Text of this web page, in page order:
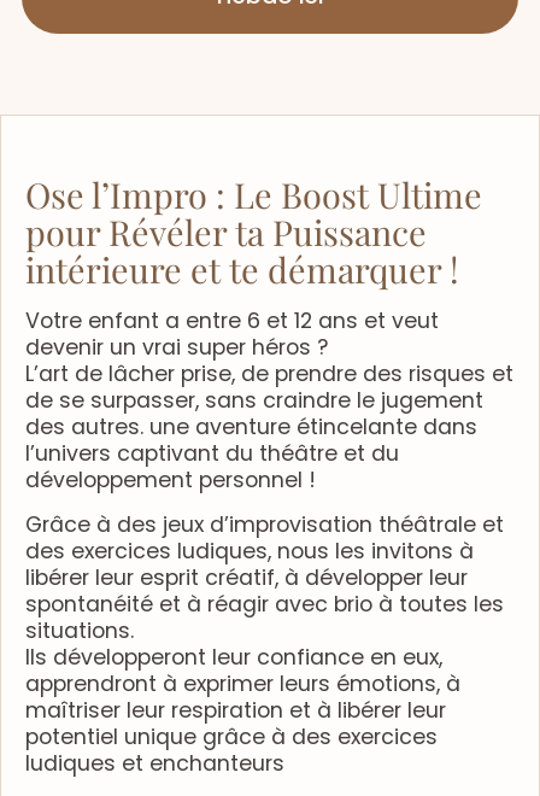
Ose l’Impro : Le Boost Ultime
pour Révéler ta Puissance
intérieure et te démarquer !
Votre enfant a entre 6 et 12 ans et veut
devenir un vrai super héros ?
L’art de lâcher prise, de prendre des risques et
de se surpasser, sans craindre le jugement
des autres. une aventure étincelante dans
l’univers captivant du théâtre et du
développement personnel !
Grâce à des jeux d’improvisation théâtrale et
des exercices ludiques, nous les invitons à
libérer leur esprit créatif, à développer leur
spontanéité et à réagir avec brio à toutes les
situations.
Ils développeront leur confiance en eux,
apprendront à exprimer leurs émotions, à
maîtriser leur respiration et à libérer leur
potentiel unique grâce à des exercices
ludiques et enchanteurs